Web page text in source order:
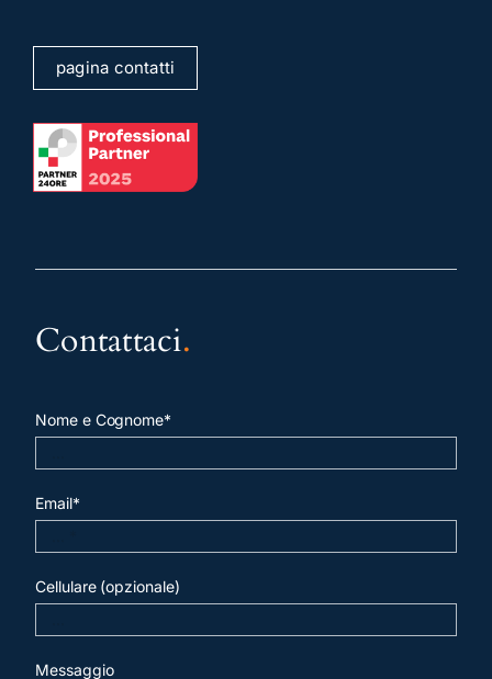
pagina contatti
Contattaci.
Nome e Cognome*
Email*
Cellulare (opzionale)
Messaggio